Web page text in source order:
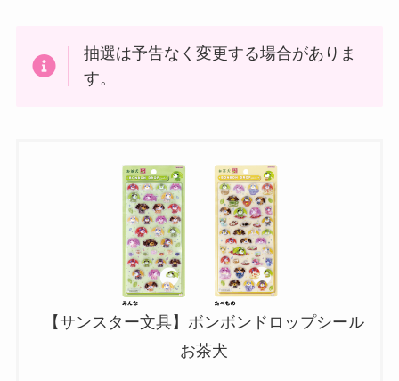
抽選は予告なく変更する場合がありま
す。
【サンスター文具】ボンボンドロップシール
お茶犬